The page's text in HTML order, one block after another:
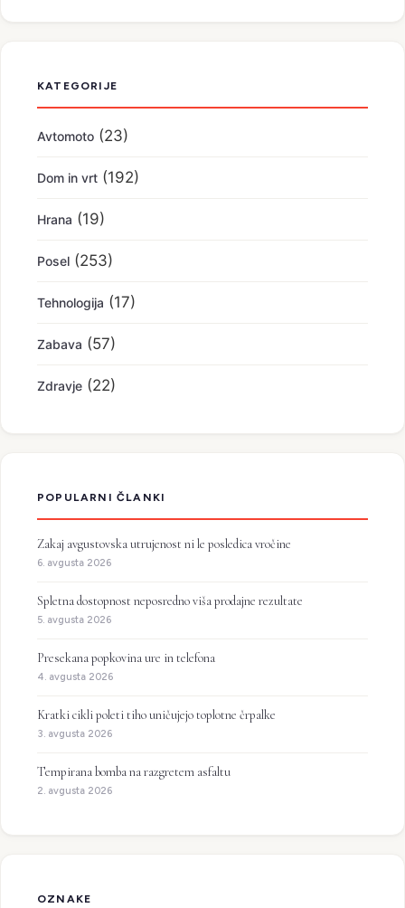
KATEGORIJE
Avtomoto (23)
Dom in vrt (192)
Hrana (19)
Posel (253)
Tehnologija (17)
Zabava (57)
Zdravje (22)
POPULARNI ČLANKI
Zakaj avgustovska utrujenost ni le posledica vročine
6. avgusta 2026
Spletna dostopnost neposredno viša prodajne rezultate
5. avgusta 2026
Presekana popkovina ure in telefona
4. avgusta 2026
Kratki cikli poleti tiho uničujejo toplotne črpalke
3. avgusta 2026
Tempirana bomba na razgretem asfaltu
2. avgusta 2026
OZNAKE